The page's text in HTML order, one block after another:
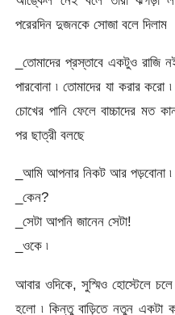
পরেরদিন দুজনকে সোজা বলে দিলাম
_তোমাদের প্রস্তাবে একটুও
পারবোনা ৷ তোমাদের যা করার
চোখের পানি ফেলে বাচ্চাদের মত
পর ছাত্রী বলছে
_আমি আপনার নিকট আর পড়বোনা ৷
_কেন?
_সেটা আপনি জানেন সেটা!
_ওকে ৷
আবার ওদিকে, সুস্মিও হোস্টেলে
হলো ৷ কিন্তু বাড়িতে নতুন একটা